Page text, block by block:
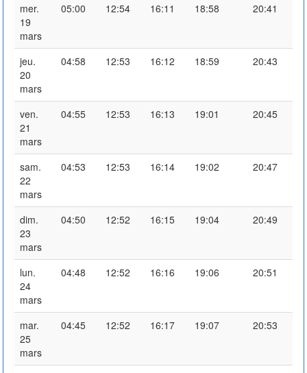
mer.
19
mars
05:00 12:54 16:11 18:58 20:41
jeu.
20
mars
04:58 12:53 16:12 18:59 20:43
ven.
21
mars
04:55 12:53 16:13 19:01 20:45
sam.
22
mars
04:53 12:53 16:14 19:02 20:47
dim.
23
mars
04:50 12:52 16:15 19:04 20:49
lun.
24
mars
04:48 12:52 16:16 19:06 20:51
mar.
25
mars
04:45 12:52 16:17 19:07 20:53